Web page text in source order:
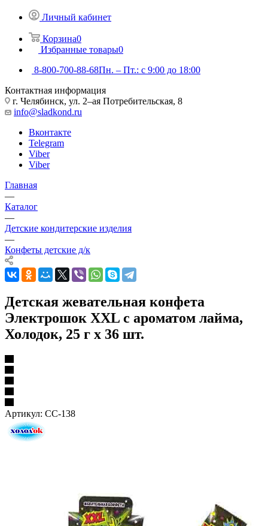
Личный кабинет
Корзина0
Избранные товары0
8-800-700-88-68Пн. – Пт.: с 9:00 до 18:00
Контактная информация
г. Челябинск, ул. 2–ая Потребительская, 8
info@sladkond.ru
Вконтакте
Telegram
Viber
Viber
Главная
—
Каталог
—
Детские кондитерские изделия
—
Конфеты детские д/к
Детская жевательная конфета
Электрошок XXL с ароматом лайма,
Холодок, 25 г х 36 шт.
Артикул: CC-138